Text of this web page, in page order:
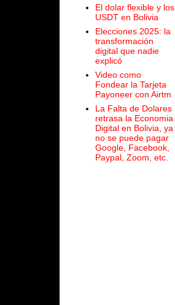
El dolar flexible y los
USDT en Bolivia
Elecciones 2025: la
transformación
digital que nadie
explicó
Video como
Fondear la Tarjeta
Payoneer con Airtm
La Falta de Dolares
retrasa la Economia
Digital en Bolivia, ya
no se puede pagar
Google, Facebook,
Paypal, Zoom, etc.